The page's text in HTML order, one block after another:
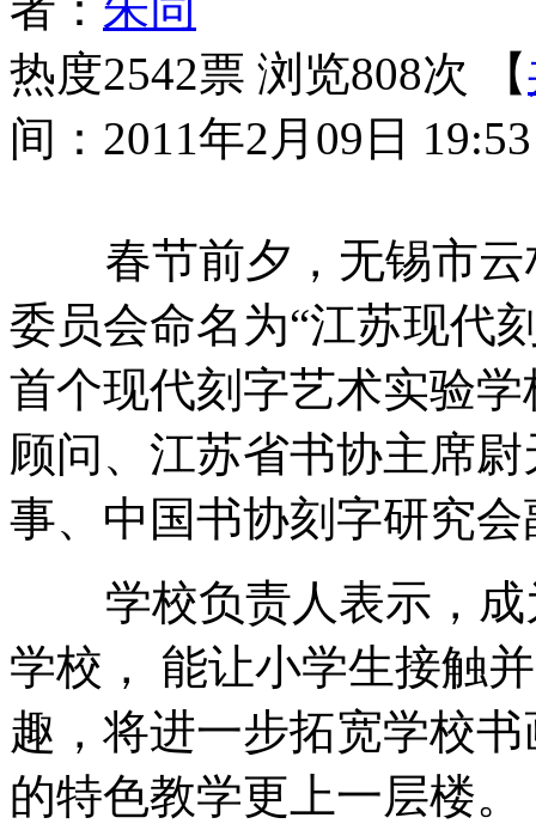
热度2542票 浏览808次 【
间：2011年2月09日 19:53
春节前夕，无锡市云
委员会命名为“江苏现代
首个现代刻字艺术实验
顾问、江苏省书协主席
事、中国书协刻字研究
学校负责人表示，成
学校， 能让小学生接触
趣，将进一步拓宽学校
的特色教学更上一层楼。